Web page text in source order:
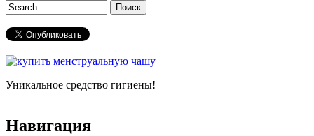
Форма поиска
Уникальное средство гигиены!
Навигация